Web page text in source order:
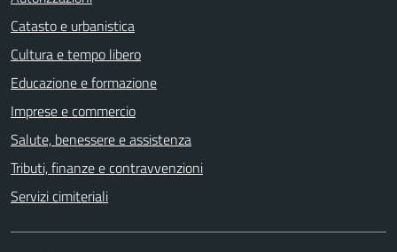
Catasto e urbanistica
Cultura e tempo libero
Educazione e formazione
Imprese e commercio
Salute, benessere e assistenza
Tributi, finanze e contravvenzioni
Servizi cimiteriali